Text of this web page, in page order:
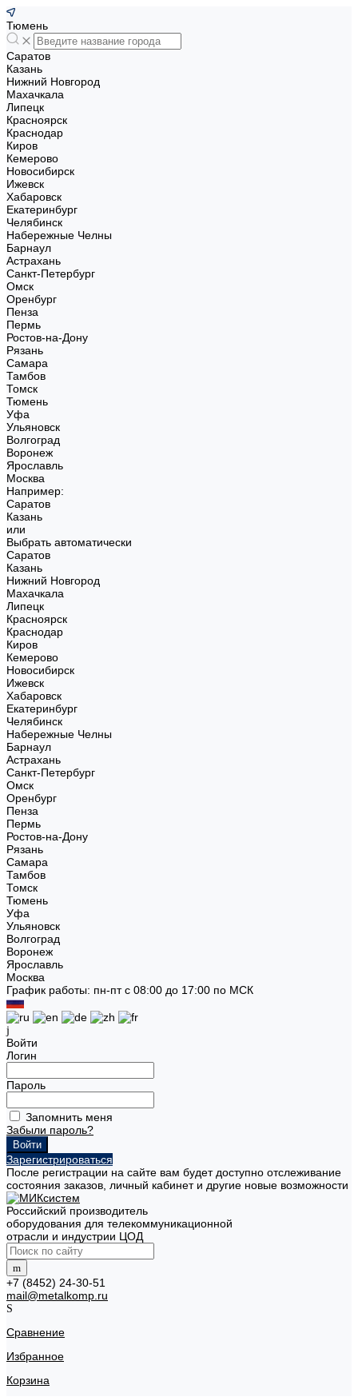
Тюмень
Саратов
Казань
Нижний Новгород
Махачкала
Липецк
Красноярск
Краснодар
Киров
Кемерово
Новосибирск
Ижевск
Хабаровск
Екатеринбург
Челябинск
Набережные Челны
Барнаул
Астрахань
Санкт-Петербург
Омск
Оренбург
Пенза
Пермь
Ростов-на-Дону
Рязань
Самара
Тамбов
Томск
Тюмень
Уфа
Ульяновск
Волгоград
Воронеж
Ярославль
Москва
Например:
Саратов
Казань
или
Выбрать автоматически
Саратов
Казань
Нижний Новгород
Махачкала
Липецк
Красноярск
Краснодар
Киров
Кемерово
Новосибирск
Ижевск
Хабаровск
Екатеринбург
Челябинск
Набережные Челны
Барнаул
Астрахань
Санкт-Петербург
Омск
Оренбург
Пенза
Пермь
Ростов-на-Дону
Рязань
Самара
Тамбов
Томск
Тюмень
Уфа
Ульяновск
Волгоград
Воронеж
Ярославль
Москва
График работы: пн-пт с 08:00 до 17:00 по МСК
Войти
Логин
Пароль
Запомнить меня
Забыли пароль?
Зарегистрироваться
После регистрации на сайте вам будет доступно отслеживание
состояния заказов, личный кабинет и другие новые возможности
Российский производитель
оборудования для телекоммуникационной
отрасли и индустрии ЦОД
+7 (8452) 24-30-51
mail@metalkomp.ru
Сравнение
Избранное
Корзина